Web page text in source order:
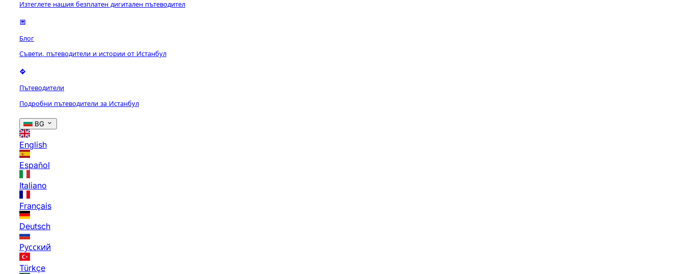
Изтеглете нашия безплатен дигитален пътеводител
Блог
Съвети, пътеводители и истории от Истанбул
Пътеводители
Подробни пътеводители за Истанбул
BG
English
Español
Italiano
Français
Deutsch
Русский
Türkçe